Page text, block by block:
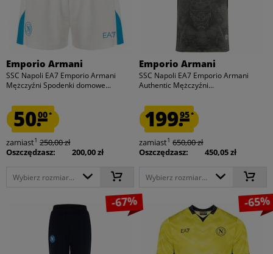
Emporio Armani
SSC Napoli EA7 Emporio Armani
Mężczyźni Spodenki domowe...
50.00*
zamiast1 250,00 zł
Oszczędzasz:
200,00 zł
Wybierz rozmiar...
Emporio Armani
SSC Napoli EA7 Emporio Armani
Authentic Mężczyźni...
199.95*
zamiast1 650,00 zł
Oszczędzasz:
450,05 zł
Wybierz rozmiar...
-67% -65%